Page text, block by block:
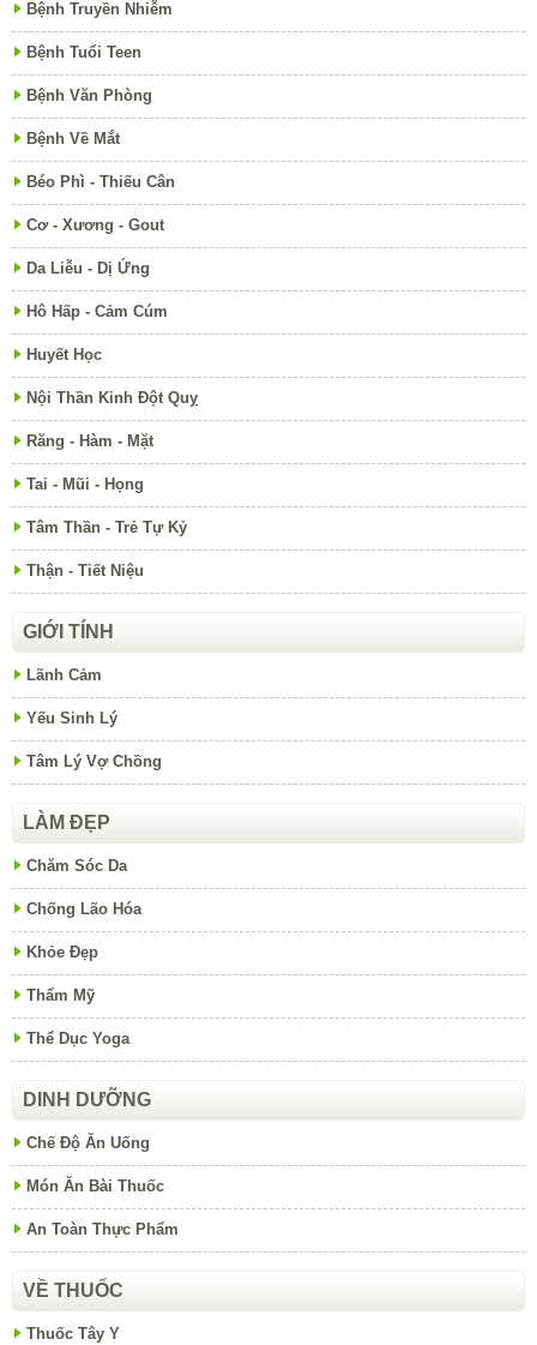
Bệnh Truyền Nhiễm
Bệnh Tuổi Teen
Bệnh Văn Phòng
Bệnh Về Mắt
Béo Phì - Thiếu Cân
Cơ - Xương - Gout
Da Liễu - Dị Ứng
Hô Hấp - Cảm Cúm
Huyết Học
Nội Thần Kinh Đột Quỵ
Răng - Hàm - Mặt
Tai - Mũi - Họng
Tâm Thần - Trẻ Tự Kỷ
Thận - Tiết Niệu
GIỚI TÍNH
Lãnh Cảm
Yếu Sinh Lý
Tâm Lý Vợ Chồng
LÀM ĐẸP
Chăm Sóc Da
Chống Lão Hóa
Khỏe Đẹp
Thẩm Mỹ
Thể Dục Yoga
DINH DƯỠNG
Chế Độ Ăn Uống
Món Ăn Bài Thuốc
An Toàn Thực Phẩm
VỀ THUỐC
Thuốc Tây Y